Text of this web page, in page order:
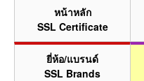
หน้าหลัก
SSL Certificate
ยี่ห้อ/แบรนด์
SSL Brands